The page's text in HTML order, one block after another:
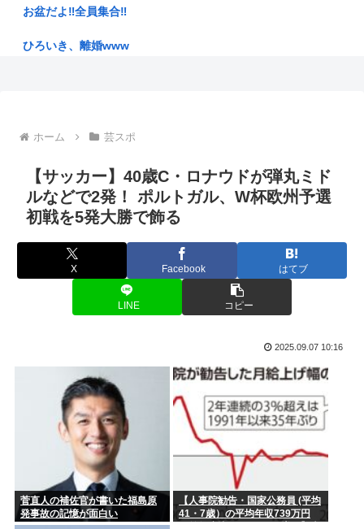
てます
【悲報】初の日本代表で出番なし、福田正博「使わないんだっ
たら呼ぶ...
戦後80年日本の老害「我々は被爆者！」←80年も健康被害何
【画像】赤ちゃんを遺棄して逮捕の女さん(23)、公表された美
人す...
キスなん...
姑「子供いないんだから月2万くらい出せるでしょ」私「え？
次の総理って小泉か林か小林なんか
高市「少なくとも私自身は戦争の当事者とは言えない世代です
から、過...
お盆だよ‼全員集合‼
ひろいき、離婚www
え？」「...
【動画】まんさん「彼氏いない女のリアルがこれ」
(ヽ´ん`)「俺がこれまでに片思いして来た女たち、クミコ、ナ
ミ、...
「結婚のためにお金貯めなきゃ…」「お金ないから子供いらな
い」←こ...
ヒカキンの鬼茶、誰にも買われず投げ売りされてしまうwww
2mの奴に身長170cmが勝てる可能性が一番高い格闘技
両親「もう結婚しろとは言わない。でも老後に独りはキツイ
ぞ。どうす...
年収20億、ヒカキン「熊本のために2000万寄付しました。」
【画像】坂口杏里、逃走して便器にこびりついた カスまで晒
されるw...
ホーム 芸スポ
【サッカー】40歳C・ロナウドが弾丸ミド
ルなどで2発！ ポルトガル、W杯欧州予選
初戦を5発大勝で飾る
X Facebook はてブ
LINE コピー
2025.09.07 10:16
菅直人の補佐官が書いた福島原
発事故の記憶が面白い
【人事院勧告・国家公務員 (平均
41・7歳）の平均年収739万円